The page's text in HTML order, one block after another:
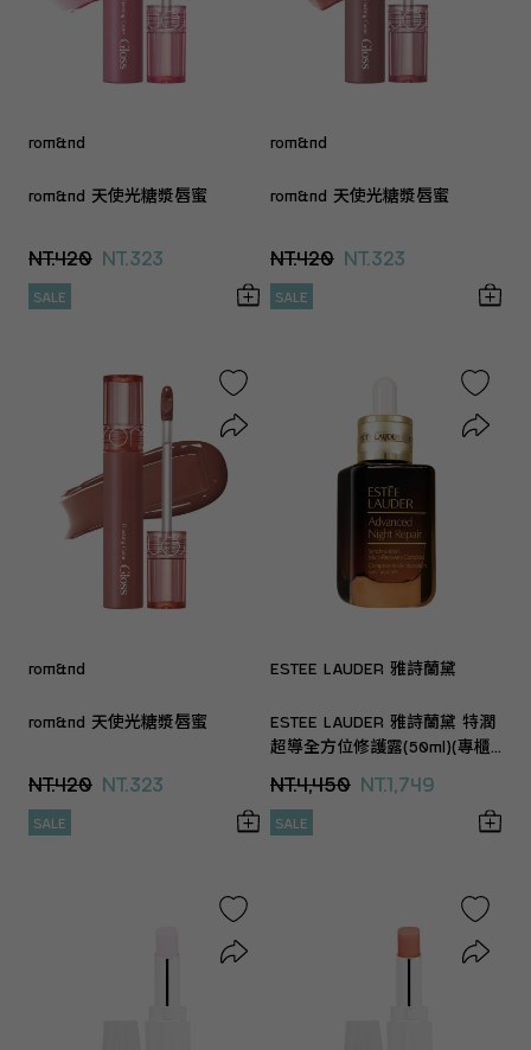
rom&nd
rom&nd 天使光糖漿唇蜜
NT.420 NT.323
SALE
rom&nd
rom&nd 天使光糖漿唇蜜
NT.420 NT.323
SALE
rom&nd
rom&nd 天使光糖漿唇蜜
NT.420 NT.323
SALE
ESTEE LAUDER 雅詩蘭黛
ESTEE LAUDER 雅詩蘭黛 特潤
超導全方位修護露(50ml)(專櫃
NT.4,450 NT.1,749
SALE